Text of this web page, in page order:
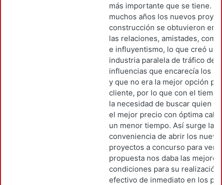
más importante que se tiene.
muchos años los nuevos
construcción se obtuvieron en
las relaciones, amistades,
e influyentismo, lo que creó una
industria paralela de tráfico de
influencias que encarecía los
y que no era la mejor opción
cliente, por lo que con el
la necesidad de buscar quien
el mejor precio con óptima
un menor tiempo. Así surge la
conveniencia de abrir los
proyectos a concurso para ver
propuesta nos daba las mejores
condiciones para su
efectivo de inmediato en los